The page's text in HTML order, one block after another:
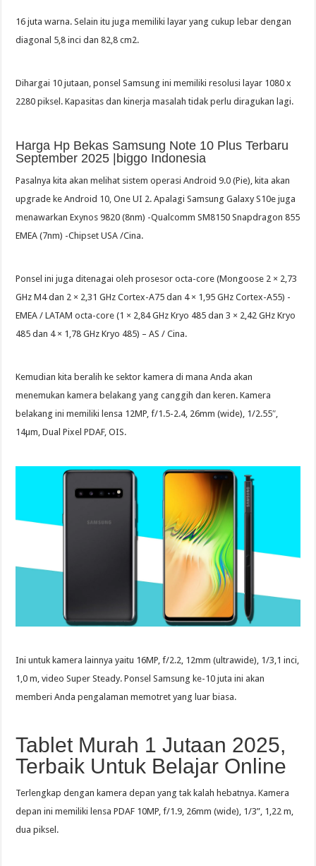
16 juta warna. Selain itu juga memiliki layar yang cukup lebar dengan
diagonal 5,8 inci dan 82,8 cm2.
Dihargai 10 jutaan, ponsel Samsung ini memiliki resolusi layar 1080 x
2280 piksel. Kapasitas dan kinerja masalah tidak perlu diragukan lagi.
Harga Hp Bekas Samsung Note 10 Plus Terbaru
September 2025 |biggo Indonesia
Pasalnya kita akan melihat sistem operasi Android 9.0 (Pie), kita akan
upgrade ke Android 10, One UI 2. Apalagi Samsung Galaxy S10e juga
menawarkan Exynos 9820 (8nm) -Qualcomm SM8150 Snapdragon 855
EMEA (7nm) -Chipset USA /Cina.
Ponsel ini juga ditenagai oleh prosesor octa-core (Mongoose 2 × 2,73
GHz M4 dan 2 × 2,31 GHz Cortex-A75 dan 4 × 1,95 GHz Cortex-A55) -
EMEA / LATAM octa-core (1 × 2,84 GHz Kryo 485 dan 3 × 2,42 GHz Kryo
485 dan 4 × 1,78 GHz Kryo 485) – AS / Cina.
Kemudian kita beralih ke sektor kamera di mana Anda akan
menemukan kamera belakang yang canggih dan keren. Kamera
belakang ini memiliki lensa 12MP, f/1.5-2.4, 26mm (wide), 1/2.55″,
14µm, Dual Pixel PDAF, OIS.
Ini untuk kamera lainnya yaitu 16MP, f/2.2, 12mm (ultrawide), 1/3,1 inci,
1,0 m, video Super Steady. Ponsel Samsung ke-10 juta ini akan
memberi Anda pengalaman memotret yang luar biasa.
Tablet Murah 1 Jutaan 2025,
Terbaik Untuk Belajar Online
Terlengkap dengan kamera depan yang tak kalah hebatnya. Kamera
depan ini memiliki lensa PDAF 10MP, f/1.9, 26mm (wide), 1/3”, 1,22 m,
dua piksel.